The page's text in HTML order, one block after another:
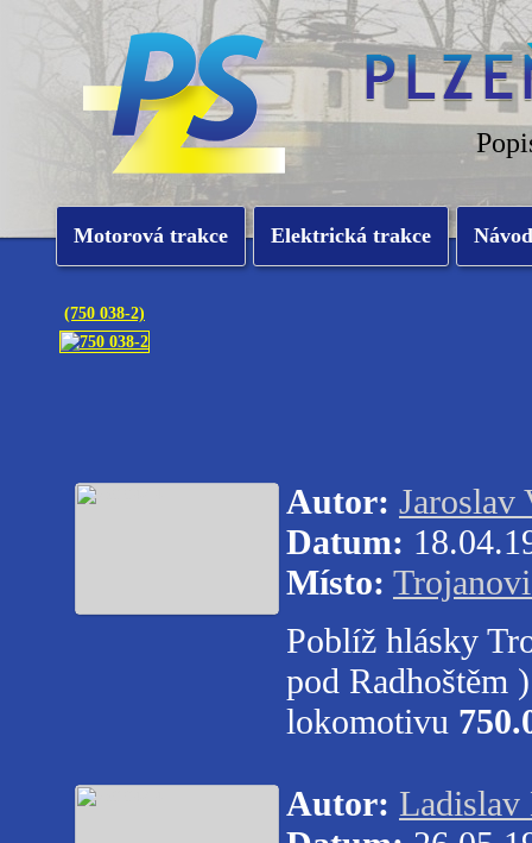
Motorová trakce Elektrická trakce
(750 038-2)
Autor: Jaroslav
Datum:
Místo:
Poblíž hlásky
pod Radhoštěm
lokomotivu
Autor: